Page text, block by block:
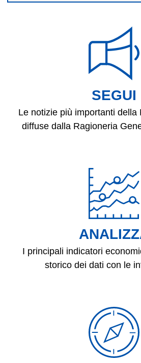
SEGUI
Le notizie più importanti della
diffuse dalla Ragioneria
I principali indicatori
storico dei dati con le